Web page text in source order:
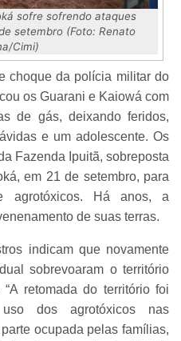
sofre sofrendo ataques
setembro (Foto: Renato
Cimi)
choque da polícia militar do
os Guarani e Kaiowá com
de gás, deixando feridos,
e um adolescente. Os
Fazenda Ipuitã, sobreposta
em 21 de setembro, para
agrotóxicos. Há anos, a
de suas terras.
indicam que novamente
sobrevoaram o território
retomada do território foi
dos agrotóxicos nas
ocupada pelas famílias,